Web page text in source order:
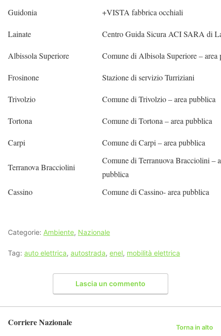
Guidonia
+VISTA fabbrica occhiali
Lainate Centro Guida Sicura ACI SARA di
Albissola Superiore Comune di Albisola Superiore – area
Frosinone Stazione di servizio Turriziani
Trivolzio Comune di Trivolzio – area pubblica
Tortona Comune di Tortona – area pubblica
Carpi Comune di Carpi – area pubblica
Terranova Bracciolini
Comune di Terranuova Bracciolini –
pubblica
Cassino
Comune di Cassino- area pubblica
Categorie: Ambiente, Nazionale
Tag: auto elettrica, autostrada, enel, mobilità elettrica
Lascia un commento
Corriere Nazionale Torna in alto